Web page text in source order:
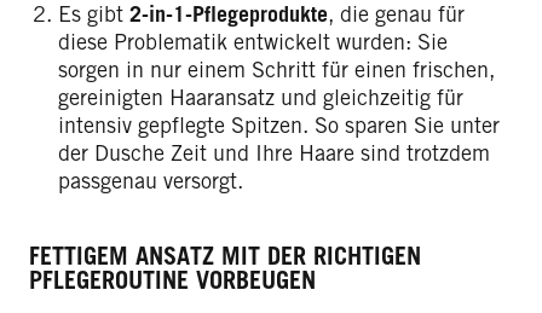
Es gibt 2-in-1-Pflegeprodukte, die genau für
diese Problematik entwickelt wurden: Sie
sorgen in nur einem Schritt für einen frischen,
gereinigten Haaransatz und gleichzeitig für
intensiv gepflegte Spitzen. So sparen Sie unter
der Dusche Zeit und Ihre Haare sind trotzdem
passgenau versorgt.
FETTIGEM ANSATZ MIT DER RICHTIGEN
PFLEGEROUTINE VORBEUGEN